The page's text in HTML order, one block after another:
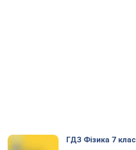
ГДЗ Фізика 7 клас